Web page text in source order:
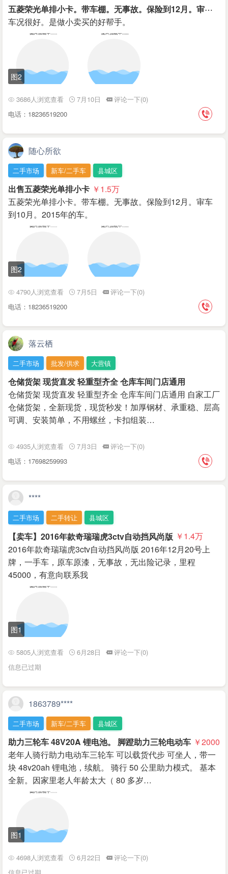
五
菱荣光单排小卡。带车棚。无事故。保险到12月。审车到10月。2015年的车。
车况很好。是做小卖买的好帮手。
图2
3686人浏览查看 7月10日
评论一下(0)
电话：18236519200
随心所欲
二手市场 新车/二手车 县城区
出售五菱荣光单排小卡 ￥1.5万
五菱荣光单排小卡。带车棚。无事故。保险到12月。审车
到10月。2015年的车。
图2
4790人浏览查看 7月5日
评论一下(0)
电话：18236519200
落云栖
二手市场 批发/供求 大营镇
仓储货架 现货直发 轻重型齐全 仓库车间门店通用
仓储货架 现货直发 轻重型齐全 仓库车间门店通用 自家工厂
仓储货架，全新现货，现货秒发！加厚钢材、承重稳、层高
可调、安装简单，不用螺丝，卡扣组装…
4935人浏览查看 7月3日
评论一下(0)
电话：17698259993
****
二手市场 二手转让 县城区
【卖车】2016年款奇瑞瑞虎3ctv自动挡风尚版 ￥1.4万
2016年款奇瑞瑞虎3ctv自动挡风尚版 2016年12月20号上
牌，一手车，原车原漆，无事故，无出险记录，里程
45000，有意向联系我
图1
5805人浏览查看 6月28日
评论一下(0)
信息已过期
1863789****
二手市场 新车/二手车 县城区
助力三轮车 48V20A 锂电池。 脚蹬助力三轮电动车 ￥2000
老年人骑行助力电动车三轮车 可以载货代步 可坐人，带一
块 48v20ah 锂电池，续航。 骑行 50 公里助力模式。 基本
全新。因家里老人年龄太大（ 80 多岁…
图1
4698人浏览查看 6月22日
评论一下(0)